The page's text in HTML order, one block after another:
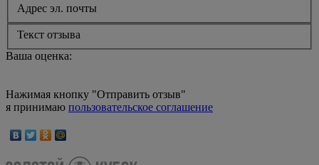
Адрес эл. почты
Текст отзыва
Ваша оценка:
Нажимая кнопку "Отправить отзыв"
я принимаю пользовательское соглашение